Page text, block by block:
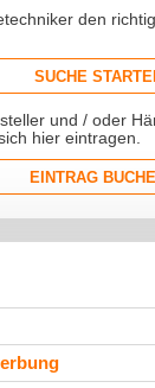
den
SUCHE
und / oder
hier eintragen.
EINTRAG